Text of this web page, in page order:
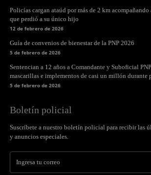
Policías cargan ataúd por más de 2 km acompañando
que perdió a su único hijo
12 de febrero de 2026
Guía de convenios de bienestar de la PNP 2026
5 de febrero de 2026
Sentencian a 12 años a Comandante y Suboficial
mascarillas e implementos de casi un millón durante
5 de febrero de 2026
Boletín policial
Suscríbete a nuestro boletín policial para recibir las
y anuncios especiales.